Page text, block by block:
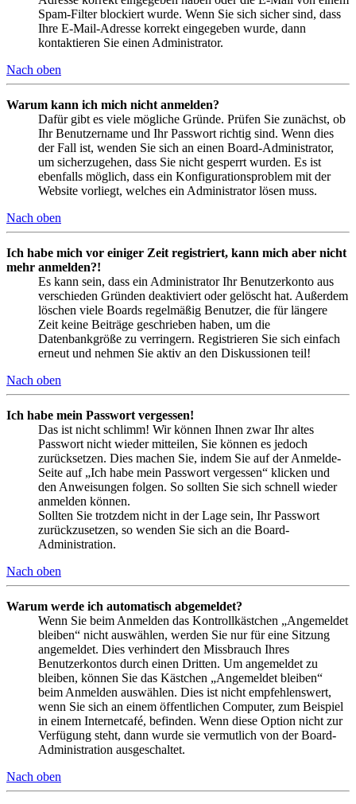
Spam-Filter blockiert wurde. Wenn Sie sich sicher sind, dass
Ihre E-Mail-Adresse korrekt eingegeben wurde, dann
kontaktieren Sie einen Administrator.
Nach oben
Warum kann ich mich nicht anmelden?
Dafür gibt es viele mögliche Gründe. Prüfen Sie zunächst, ob
Ihr Benutzername und Ihr Passwort richtig sind. Wenn dies
der Fall ist, wenden Sie sich an einen Board-Administrator,
um sicherzugehen, dass Sie nicht gesperrt wurden. Es ist
ebenfalls möglich, dass ein Konfigurationsproblem mit der
Website vorliegt, welches ein Administrator lösen muss.
Nach oben
Ich habe mich vor einiger Zeit registriert, kann mich aber nicht
mehr anmelden?!
Es kann sein, dass ein Administrator Ihr Benutzerkonto aus
verschieden Gründen deaktiviert oder gelöscht hat. Außerdem
löschen viele Boards regelmäßig Benutzer, die für längere
Zeit keine Beiträge geschrieben haben, um die
Datenbankgröße zu verringern. Registrieren Sie sich einfach
erneut und nehmen Sie aktiv an den Diskussionen teil!
Nach oben
Ich habe mein Passwort vergessen!
Das ist nicht schlimm! Wir können Ihnen zwar Ihr altes
Passwort nicht wieder mitteilen, Sie können es jedoch
zurücksetzen. Dies machen Sie, indem Sie auf der Anmelde-
Seite auf „Ich habe mein Passwort vergessen“ klicken und
den Anweisungen folgen. So sollten Sie sich schnell wieder
anmelden können.
Sollten Sie trotzdem nicht in der Lage sein, Ihr Passwort
zurückzusetzen, so wenden Sie sich an die Board-
Administration.
Nach oben
Warum werde ich automatisch abgemeldet?
Wenn Sie beim Anmelden das Kontrollkästchen „Angemeldet
bleiben“ nicht auswählen, werden Sie nur für eine Sitzung
angemeldet. Dies verhindert den Missbrauch Ihres
Benutzerkontos durch einen Dritten. Um angemeldet zu
bleiben, können Sie das Kästchen „Angemeldet bleiben“
beim Anmelden auswählen. Dies ist nicht empfehlenswert,
wenn Sie sich an einem öffentlichen Computer, zum Beispiel
in einem Internetcafé, befinden. Wenn diese Option nicht zur
Verfügung steht, dann wurde sie vermutlich von der Board-
Administration ausgeschaltet.
Nach oben